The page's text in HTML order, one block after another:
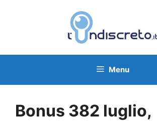
Menu
Bonus 382 luglio,